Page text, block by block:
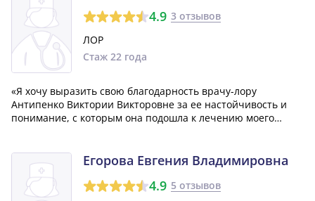
4.9 3 отзывов
ЛОР
Стаж 22 года
«Я хочу выразить свою благодарность врачу-лору
Антипенко Виктории Викторовне за ее настойчивость и
понимание, с которым она подошла к лечению моего
в моем случае. Теперь я чувствую...»
Егорова Евгения Владимировна
4.9 5 отзывов